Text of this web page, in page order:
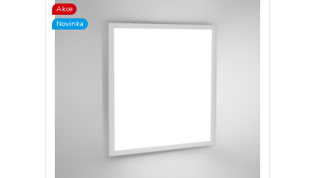
Akce
Novinka